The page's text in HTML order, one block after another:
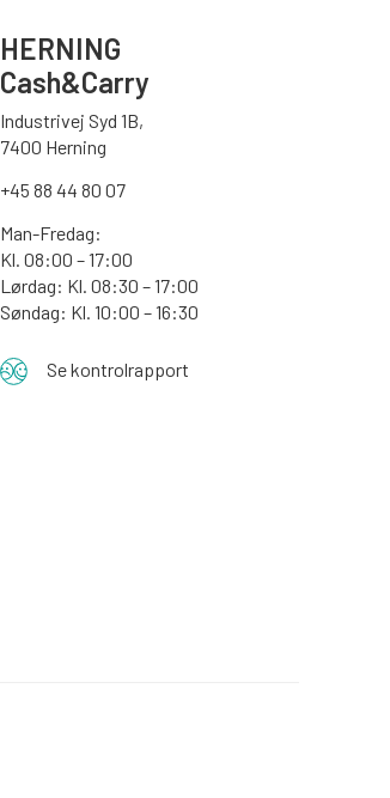
HERNING
Cash&Carry
Industrivej Syd 1B,
7400 Herning
+45 88 44 80 07
Man-Fredag:
Kl. 08:00 – 17:00
Lørdag: Kl. 08:30 – 17:00
Søndag: Kl. 10:00 – 16:30
Se kontrolrapport